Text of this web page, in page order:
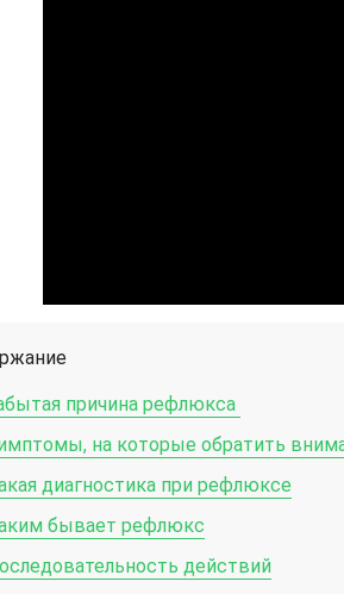
причина рефлюкса
на которые обратить
диагностика при рефлюксе
бывает рефлюкс
действий